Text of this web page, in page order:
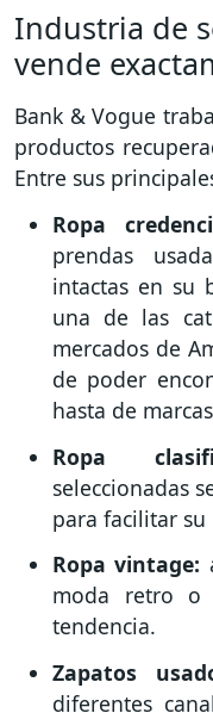
Industria de
vende
Bank & Vogue
productos
Entre sus
Ropa
prendas
intactas en su
una de las
mercados de
de poder
hasta de
Ropa
seleccionadas
para facilitar su
Ropa vintage:
moda retro o
tendencia.
Zapatos
diferentes